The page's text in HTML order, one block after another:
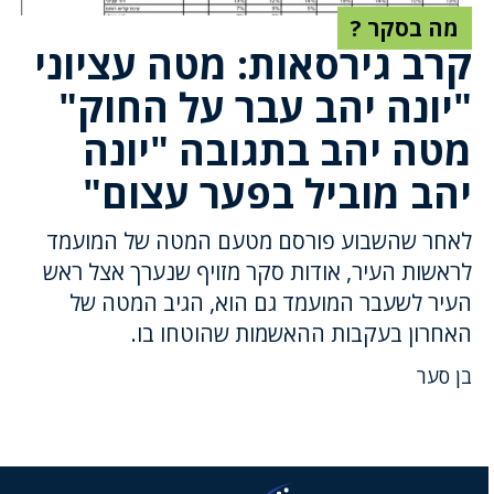
מה בסקר ?
קרב גירסאות: מטה עציוני
"יונה יהב עבר על החוק"
מטה יהב בתגובה "יונה
יהב מוביל בפער עצום"
לאחר שהשבוע פורסם מטעם המטה של המועמד
לראשות העיר, אודות סקר מזויף שנערך אצל ראש
העיר לשעבר המועמד גם הוא, הגיב המטה של
האחרון בעקבות ההאשמות שהוטחו בו.
בן סער